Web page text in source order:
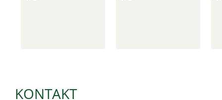
KONTAKT